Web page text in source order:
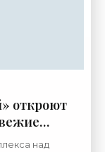
откроют
над